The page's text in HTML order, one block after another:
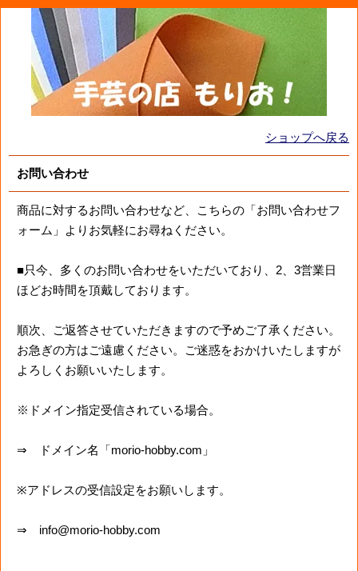
ショップへ戻る
お問い合わせ
商品に対するお問い合わせなど、こちらの「お問い合わせフ
ォーム」よりお気軽にお尋ねください。
■只今、多くのお問い合わせをいただいており、2、3営業日
ほどお時間を頂戴しております。
順次、ご返答させていただきますので予めご了承ください。
お急ぎの方はご遠慮ください。ご迷惑をおかけいたしますが
よろしくお願いいたします。
※ドメイン指定受信されている場合。
⇒ ドメイン名「morio-hobby.com」
※アドレスの受信設定をお願いします。
⇒ info@morio-hobby.com